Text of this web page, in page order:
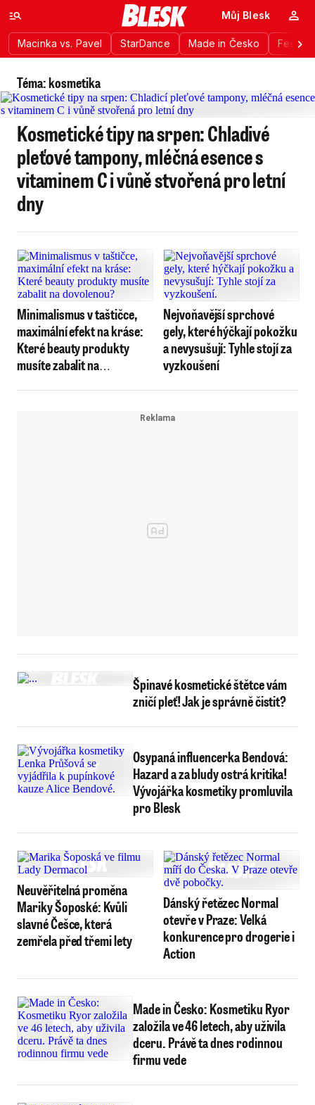
Macinka vs. Pavel StarDance Made in Česko
Můj Blesk
Téma: kosmetika
Kosmetické tipy na srpen: Chladivé
pleťové tampony, mléčná esence s
vitaminem C i vůně stvořená pro letní
dny
Minimalismus v taštičce,
maximální efekt na kráse:
Které beauty produkty
musíte zabalit na
Nejvoňavější sprchové
gely, které hýčkají pokožku
a nevysušují: Tyhle stojí za
vyzkoušení
Špinavé kosmetické štětce vám
zničí pleť! Jak je správně čistit?
Osypaná influencerka Bendová:
Hazard a za bludy ostrá kritika!
Vývojářka kosmetiky promluvila
pro Blesk
Neuvěřitelná proměna
Mariky Šoposké: Kvůli
slavné Češce, která
zemřela před třemi lety
Dánský řetězec Normal
otevře v Praze: Velká
konkurence pro drogerie i
Action
Made in Česko: Kosmetiku Ryor
založila ve 46 letech, aby uživila
dceru. Právě ta dnes rodinnou
firmu vede